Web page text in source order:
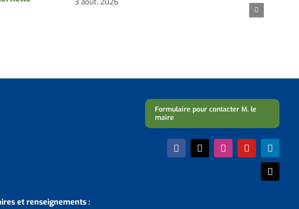
Formulaire pour contacter M. le
maire
et renseignements :